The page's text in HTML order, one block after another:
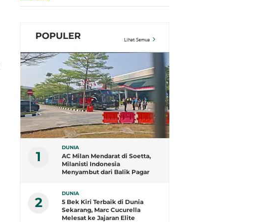
POPULER Lihat Semua
1
DUNIA
AC Milan Mendarat di Soetta,
Milanisti Indonesia
Menyambut dari Balik Pagar
2
DUNIA
5 Bek Kiri Terbaik di Dunia
Sekarang, Marc Cucurella
Melesat ke Jajaran Elite